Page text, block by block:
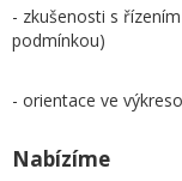
- zkušenosti s
podmínkou)
- orientace ve
Nabízíme